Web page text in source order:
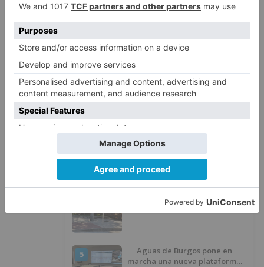
1
La Flamenkería llega este
domingo a Tórtoles de Esgueva
2
Lermilla acogerá el 29 de agosto
la XXIX Fiesta de la Merindad de
Río Ubierna con tradición,
música y actividades para todos
Canicosa de la Sierra se prepara
para dos semanas de fiestas con
tradición, deporte y música
Retiran un árbol caído durante
la noche en el paseo Sierra de
Atapuerca
5
Aguas de Burgos pone en
marcha una nueva plataforma